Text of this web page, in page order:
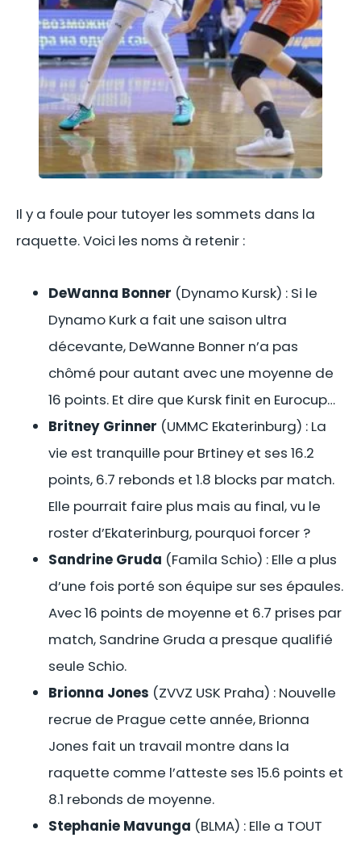
Il y a foule pour tutoyer les sommets dans la
raquette. Voici les noms à retenir :
DeWanna Bonner (Dynamo Kursk) : Si le
Dynamo Kurk a fait une saison ultra
décevante, DeWanne Bonner n’a pas
chômé pour autant avec une moyenne de
16 points. Et dire que Kursk finit en Eurocup…
Britney Grinner (UMMC Ekaterinburg) : La
vie est tranquille pour Brtiney et ses 16.2
points, 6.7 rebonds et 1.8 blocks par match.
Elle pourrait faire plus mais au final, vu le
roster d’Ekaterinburg, pourquoi forcer ?
Sandrine Gruda (Famila Schio) : Elle a plus
d’une fois porté son équipe sur ses épaules.
Avec 16 points de moyenne et 6.7 prises par
match, Sandrine Gruda a presque qualifié
seule Schio.
Brionna Jones (ZVVZ USK Praha) : Nouvelle
recrue de Prague cette année, Brionna
Jones fait un travail montre dans la
raquette comme l’atteste ses 15.6 points et
8.1 rebonds de moyenne.
Stephanie Mavunga (BLMA) : Elle a TOUT